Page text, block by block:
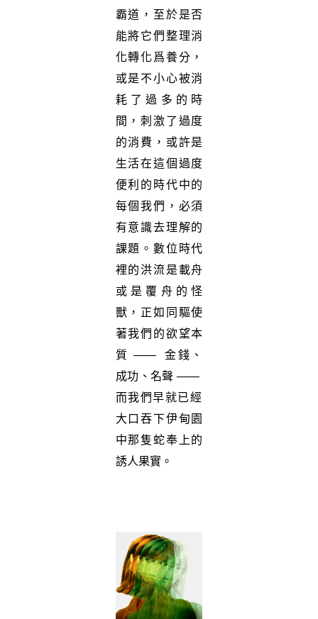
霸道，至於是否
能將它們整理消
化轉化爲養分，
或是不小心被消
耗了過多的時
間，刺激了過度
的消費，或許是
生活在這個過度
便利的時代中的
每個我們，必須
有意識去理解的
課題。數位時代
裡的洪流是載舟
或是覆舟的怪
獸，正如同驅使
著我們的欲望本
質 ——
金錢、
成功、名聲 ——
而我們早就已經
大口吞下伊甸園
中那隻蛇奉上的
誘人果實。